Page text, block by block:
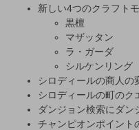
新しい4つのクラフト
黒檀
マザッタン
ラ・ガーダ
シルケンリング
シロディールの商人の
シロディールの町のク
ダンジョン検索にダン
チャンピオンポイント